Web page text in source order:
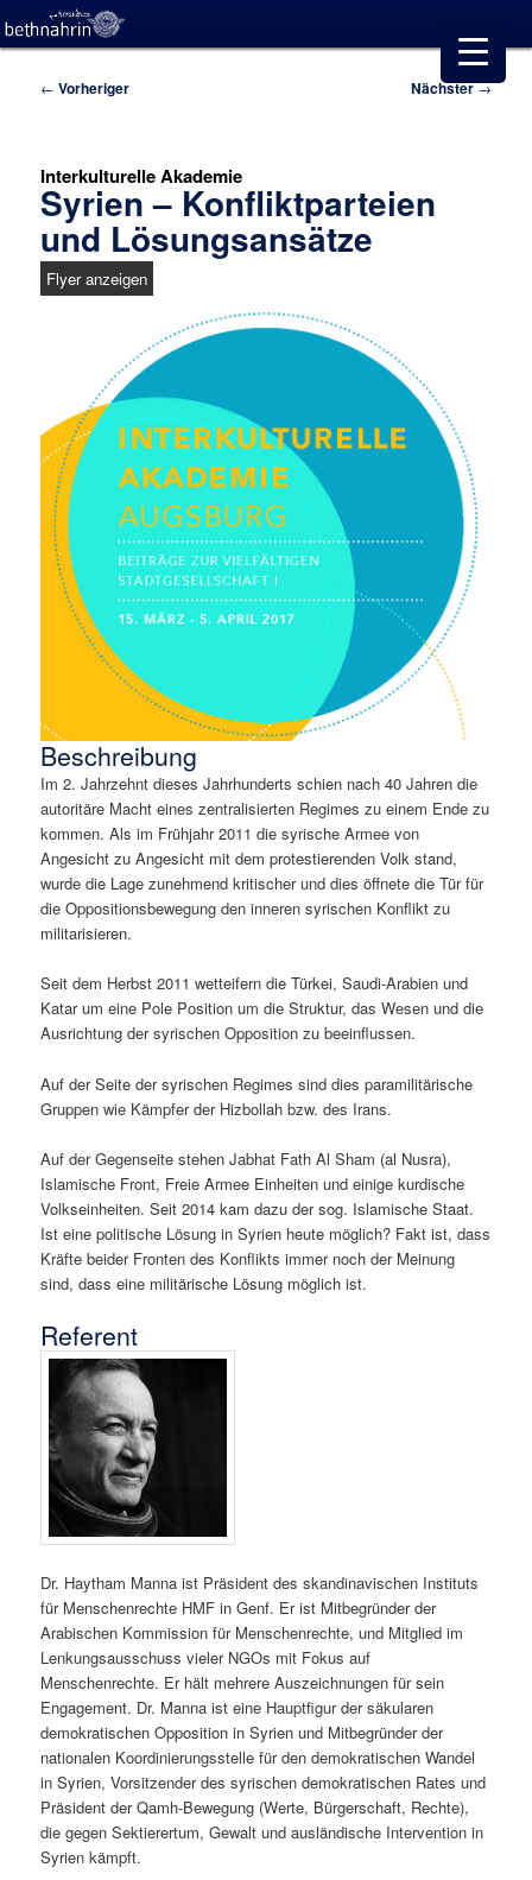
Beitragsnavigation
← Vorheriger Nächster→
Interkulturelle Akademie
Syrien – Konfliktparteien
und Lösungsansätze
Flyer anzeigen
Beschreibung
Im 2. Jahrzehnt dieses Jahrhunderts schien nach 40 Jahren die
autoritäre Macht eines zentralisierten Regimes zu einem Ende zu
kommen. Als im Frühjahr 2011 die syrische Armee von
Angesicht zu Angesicht mit dem protestierenden Volk stand,
wurde die Lage zunehmend kritischer und dies öffnete die Tür für
die Oppositionsbewegung den inneren syrischen Konflikt zu
militarisieren.
Seit dem Herbst 2011 wetteifern die Türkei, Saudi-Arabien und
Katar um eine Pole Position um die Struktur, das Wesen und die
Ausrichtung der syrischen Opposition zu beeinflussen.
Auf der Seite der syrischen Regimes sind dies paramilitärische
Gruppen wie Kämpfer der Hizbollah bzw. des Irans.
Auf der Gegenseite stehen Jabhat Fath Al Sham (al Nusra),
Islamische Front, Freie Armee Einheiten und einige kurdische
Volkseinheiten. Seit 2014 kam dazu der sog. Islamische Staat.
Ist eine politische Lösung in Syrien heute möglich? Fakt ist, dass
Kräfte beider Fronten des Konflikts immer noch der Meinung
sind, dass eine militärische Lösung möglich ist.
Referent
Dr. Haytham Manna ist Präsident des skandinavischen Instituts
für Menschenrechte HMF in Genf. Er ist Mitbegründer der
Arabischen Kommission für Menschenrechte, und Mitglied im
Lenkungsausschuss vieler NGOs mit Fokus auf
Menschenrechte. Er hält mehrere Auszeichnungen für sein
Engagement. Dr. Manna ist eine Hauptfigur der säkularen
demokratischen Opposition in Syrien und Mitbegründer der
nationalen Koordinierungsstelle für den demokratischen Wandel
in Syrien, Vorsitzender des syrischen demokratischen Rates und
Präsident der Qamh-Bewegung (Werte, Bürgerschaft, Rechte),
die gegen Sektierertum, Gewalt und ausländische Intervention in
Syrien kämpft.